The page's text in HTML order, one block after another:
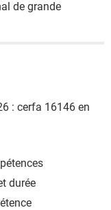
de grande
: cerfa 16146 en
durée